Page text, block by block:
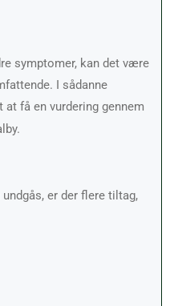
symptomer, kan det være
I sådanne
få en vurdering gennem
er der flere tiltag,